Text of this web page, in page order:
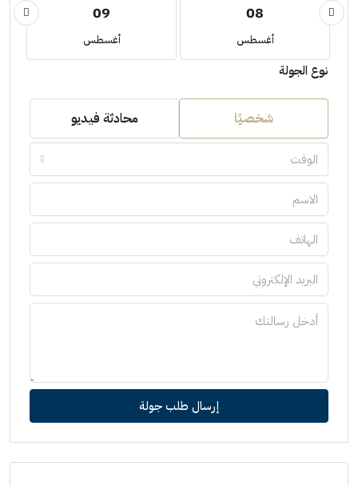
08
أغسطس
09
أغسطس
نوع الجولة
شخصيًا محادثة فيديو
الوقت
إرسال طلب جولة